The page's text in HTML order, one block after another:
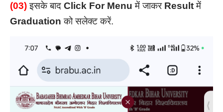
(03) इसके बाद Click For Menu में जाकर Resultमें
Graduation को सलेक्ट करें.